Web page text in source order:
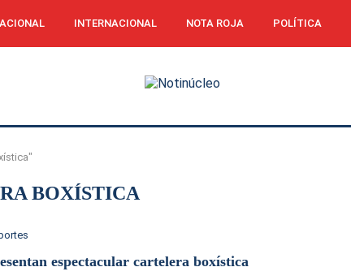
INTERNACIONAL NOTA ROJA POLÍTICA
BOXÍSTICA
espectacular cartelera boxística